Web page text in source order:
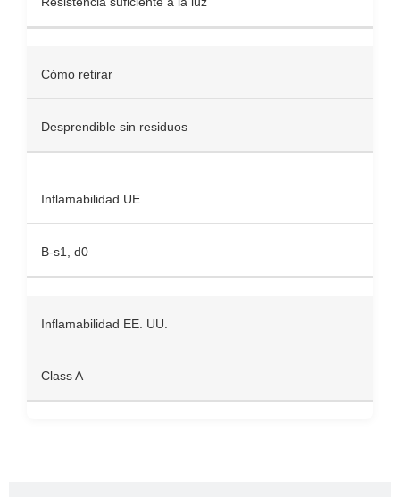
Cómo retirar
Desprendible sin residuos
Inflamabilidad UE
B-s1, d0
Inflamabilidad EE. UU.
Class A